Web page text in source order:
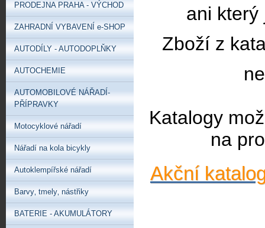
ani který
Zboží z
Katalogy
na
Akční
PRODEJNA PRAHA - VÝCHOD
ZAHRADNÍ VYBAVENÍ e-SHOP
AUTODÍLY - AUTODOPLŇKY
AUTOCHEMIE
AUTOMOBILOVÉ NÁŘADÍ-
PŘÍPRAVKY
Motocyklové nářadí
Nářadí na kola bicykly
Autoklempířské nářadí
Barvy‚ tmely‚ nástřiky
BATERIE - AKUMULÁTORY